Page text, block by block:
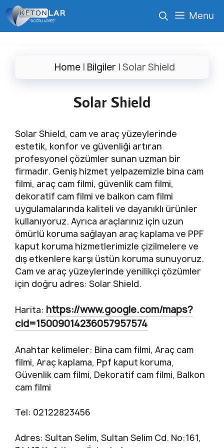
İçeriğe
atla
Menu
Home| Bilgiler | Solar Shield
Solar Shield
Solar Shield, cam ve araç yüzeylerinde
estetik, konfor ve güvenliği artıran
profesyonel çözümler sunan uzman bir
firmadır. Geniş hizmet yelpazemizle bina cam
filmi, araç cam filmi, güvenlik cam filmi,
dekoratif cam filmi ve balkon cam filmi
uygulamalarında kaliteli ve dayanıklı ürünler
kullanıyoruz. Ayrıca araçlarınız için uzun
ömürlü koruma sağlayan araç kaplama ve PPF
kaput koruma hizmetlerimizle çizilmelere ve
dış etkenlere karşı üstün koruma sunuyoruz.
Cam ve araç yüzeylerinde yenilikçi çözümler
için doğru adres: Solar Shield.
Harita: https://www.google.com/maps?
cid=15009014236057957574
Anahtar kelimeler: Bina cam filmi, Araç cam
filmi, Araç kaplama, Ppf kaput koruma,
Güvenlik cam filmi, Dekoratif cam filmi, Balkon
cam filmi
Tel: 02122823456
Adres: Sultan Selim, Sultan Selim Cd. No:161,